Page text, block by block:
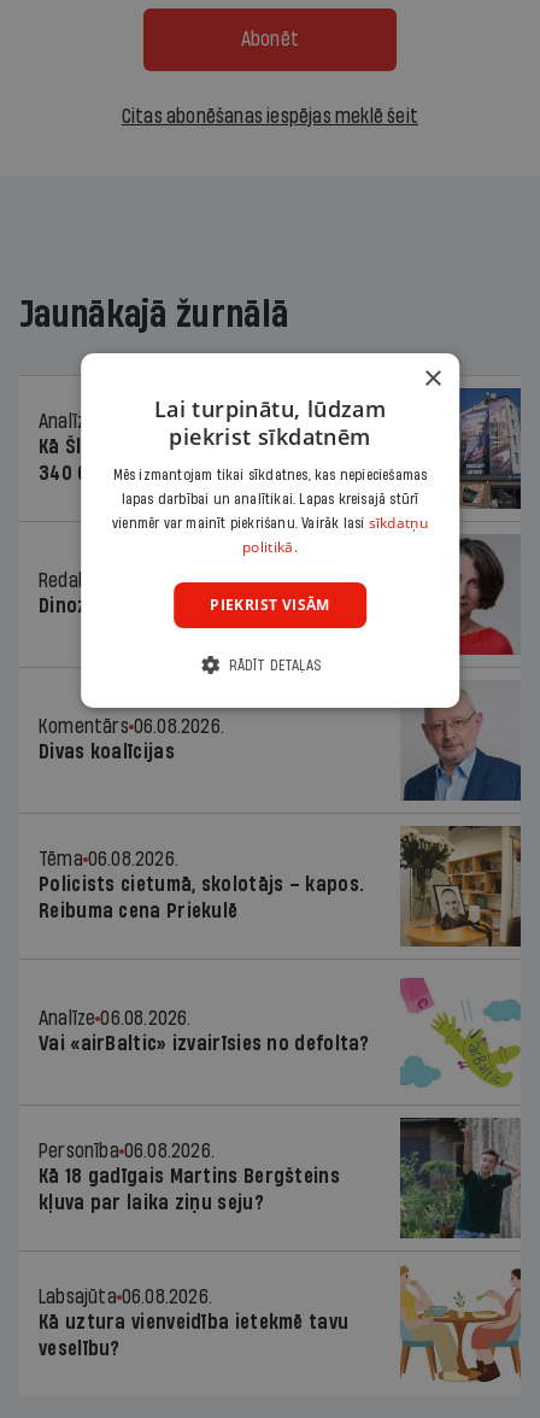
Abonēt
Citas abonēšanas iespējas meklē šeit
Jaunākajā žurnālā
Analīze
06.08.2026.
Kā Šlesera partija palika nesodīta par
340 000 vērtu reklāmas kampaņu
Redaktores sleja
06.08.2026.
Dinozaura triks
Komentārs 06.08.2026.
Divas koalīcijas
Tēma 06.08.2026.
Policists cietumā, skolotājs – kapos.
Reibuma cena Priekulē
Analīze 06.08.2026.
Vai «airBaltic» izvairīsies no defolta?
Personība 06.08.2026.
Kā 18 gadīgais Martins Bergšteins
kļuva par laika ziņu seju?
Labsajūta 06.08.2026.
Kā uztura vienveidība ietekmē tavu
veselību?
×
Lai turpinātu, lūdzam
piekrist sīkdatnēm
Mēs izmantojam tikai sīkdatnes, kas nepieciešamas
lapas darbībai un analītikai. Lapas kreisajā stūrī
vienmēr var mainīt piekrišanu. Vairāk lasi sīkdatņu
politikā.
PIEKRIST VISĀM
RĀDĪT DETAĻAS